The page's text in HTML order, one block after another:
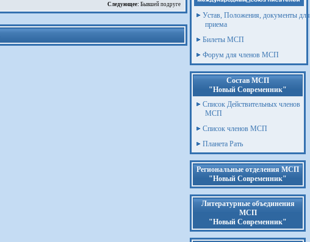
Следующее: Бывшей подруге
Устав, Положения, документы для
приема
Билеты МСП
Форум для членов МСП
Состав МСП
"Новый Современник"
Список Действительных членов
МСП
Список членов МСП
Планета Рать
Региональные отделения МСП
"Новый Современник"
Литературные объединения
МСП
"Новый Современник"